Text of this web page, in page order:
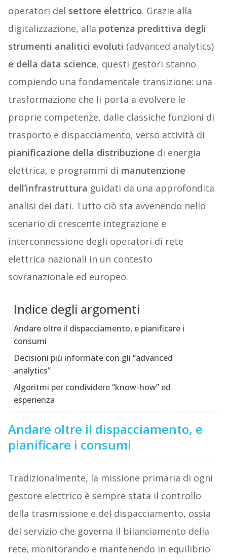
operatori del settore elettrico. Grazie alla
digitalizzazione, alla potenza predittiva degli
strumenti analitici evoluti (advanced analytics)
e della data science, questi gestori stanno
compiendo una fondamentale transizione: una
trasformazione che li porta a evolvere le
proprie competenze, dalle classiche funzioni di
trasporto e dispacciamento, verso attività di
pianificazione della distribuzione di energia
elettrica, e programmi di manutenzione
dell’infrastruttura guidati da una approfondita
analisi dei dati. Tutto ciò sta avvenendo nello
scenario di crescente integrazione e
interconnessione degli operatori di rete
elettrica nazionali in un contesto
sovranazionale ed europeo.
Indice degli argomenti
Andare oltre il dispacciamento, e pianificare i
consumi
Decisioni più informate con gli “advanced
analytics”
Algoritmi per condividere “know-how” ed
esperienza
Andare oltre il dispacciamento, e
pianificare i consumi
Tradizionalmente, la missione primaria di ogni
gestore elettrico è sempre stata il controllo
della trasmissione e del dispacciamento, ossia
del servizio che governa il bilanciamento della
rete, monitorando e mantenendo in equilibrio